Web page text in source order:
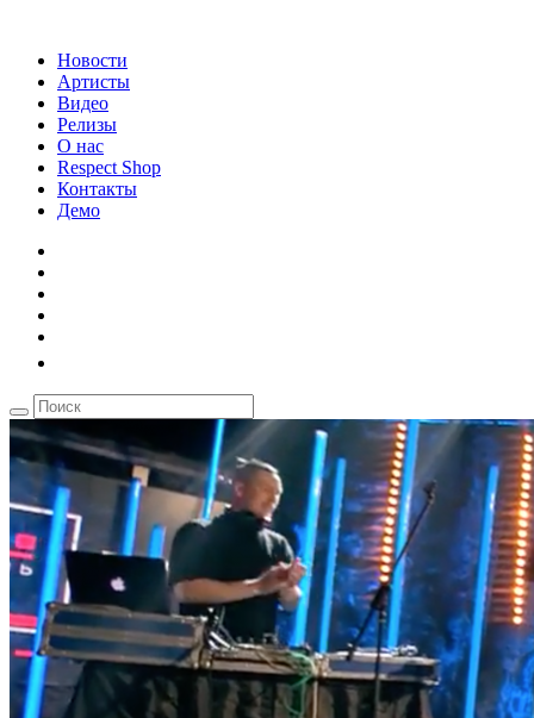
Новости
Артисты
Видео
Релизы
О нас
Respect Shop
Контакты
Демо